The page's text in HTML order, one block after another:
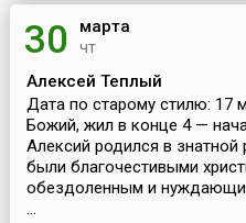
30 марта
чт
Алексей Теплый
Дата по старому стилю: 17
Божий, жил в конце 4 —
Алексий родился в знатной
были благочестивыми
обездоленным и
...